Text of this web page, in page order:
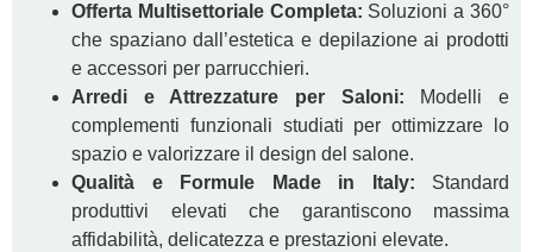
Offerta Multisettoriale Completa: Soluzioni a 360°
che spaziano dall’estetica e depilazione ai prodotti
e accessori per parrucchieri.
Arredi e Attrezzature per Saloni: Modelli e
complementi funzionali studiati per ottimizzare lo
spazio e valorizzare il design del salone.
Qualità e Formule Made in Italy: Standard
produttivi elevati che garantiscono massima
affidabilità, delicatezza e prestazioni elevate.